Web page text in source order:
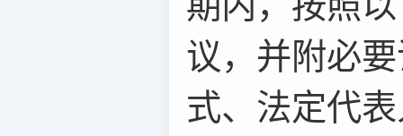
议，并附必
式、法定代